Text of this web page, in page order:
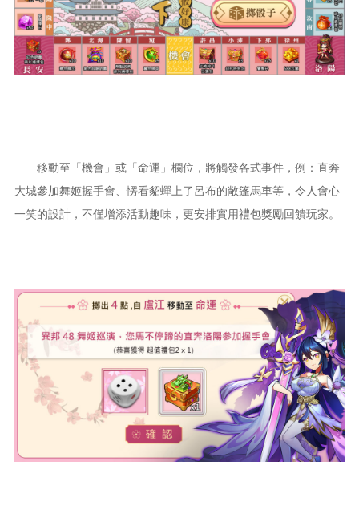
移動至「機會」或「命運」欄位，將觸發各式事件，例：直奔
大城參加舞姬握手會、愣看貂蟬上了呂布的敞篷馬車等，令人會心
一笑的設計，不僅增添活動趣味，更安排實用禮包獎勵回饋玩家。